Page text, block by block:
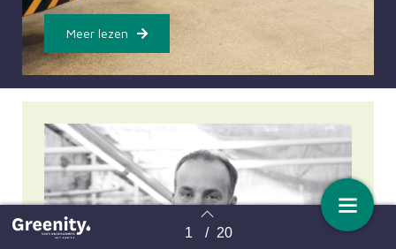
Terug naar overzicht 1 / 20
Meer lezen